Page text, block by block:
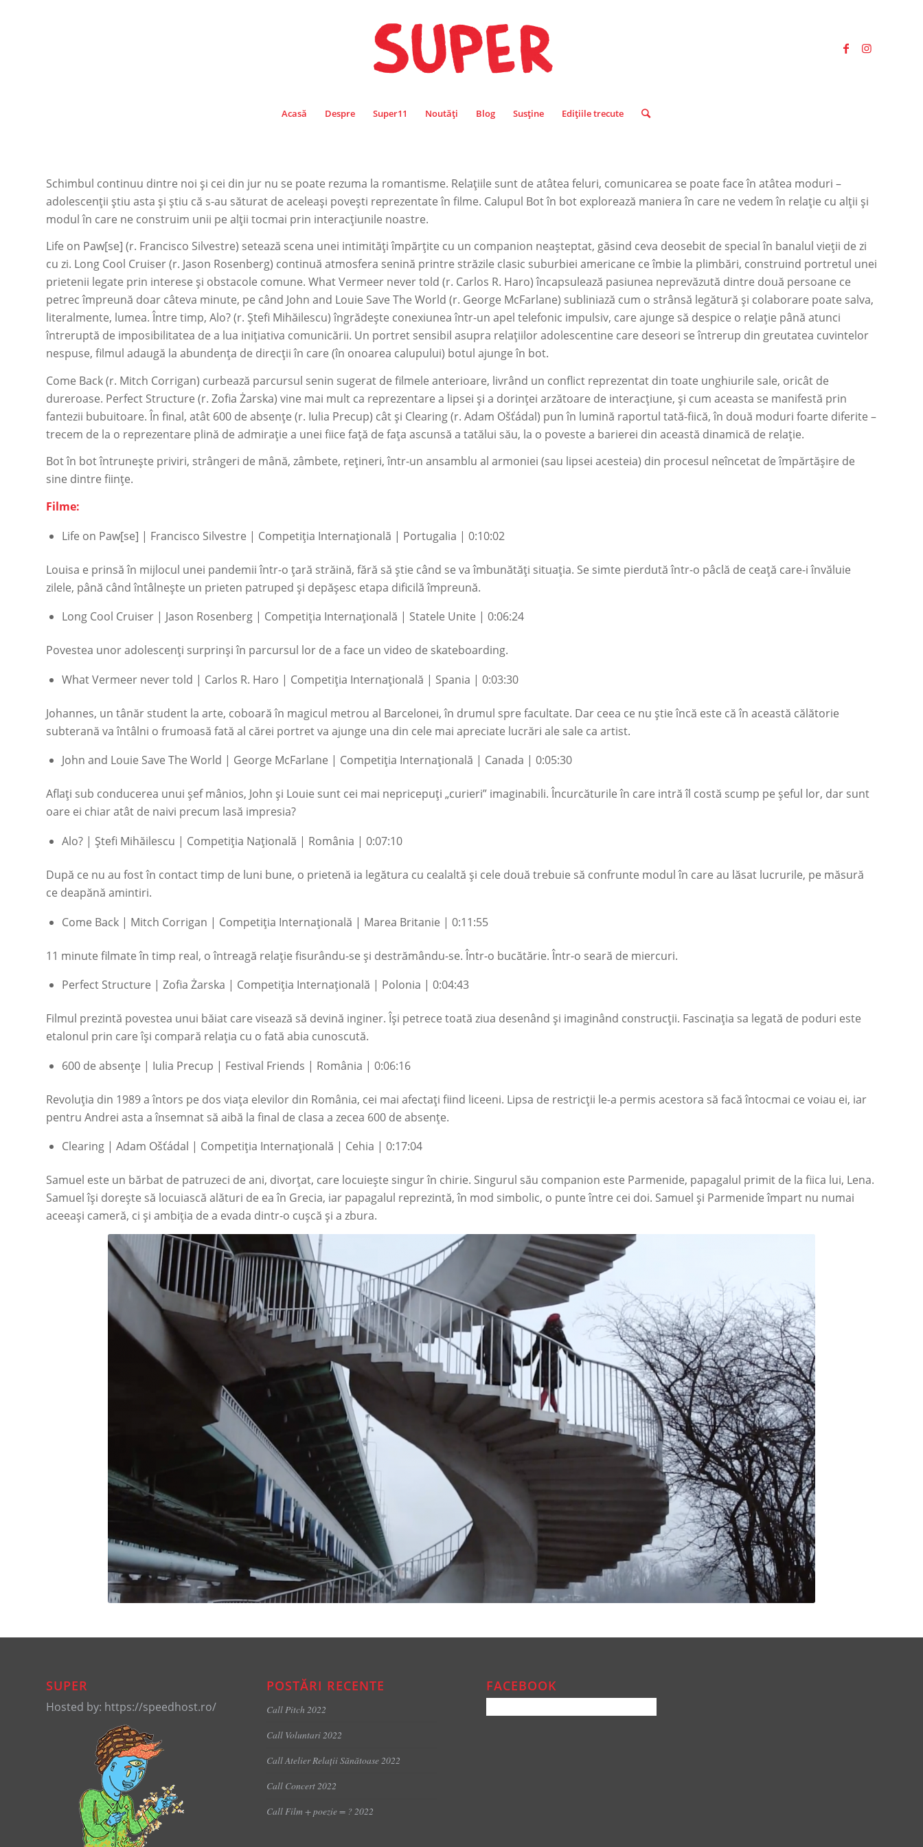
Acasă Despre Super11 Noutăți Blog Susține Edițiile trecute
Schimbul continuu dintre noi și cei din jur nu se poate rezuma la romantisme. Relațiile sunt de atâtea feluri, comunicarea se poate face în atâtea moduri –
adolescenții știu asta și știu că s-au săturat de aceleași povești reprezentate în filme. Calupul Bot în bot explorează maniera în care ne vedem în relație cu alții și
modul în care ne construim unii pe alții tocmai prin interacțiunile noastre.
Life on Paw[se] (r. Francisco Silvestre) setează scena unei intimități împărțite cu un companion neașteptat, găsind ceva deosebit de special în banalul vieții de zi
cu zi. Long Cool Cruiser(r. Jason Rosenberg) continuă atmosfera senină printre străzile clasic suburbiei americane ce îmbie la plimbări, construind portretul unei
prietenii legate prin interese și obstacole comune. What Vermeer never told (r. Carlos R. Haro) încapsulează pasiunea neprevăzută dintre două persoane ce
petrec împreună doar câteva minute, pe când John and Louie Save The World (r. George McFarlane) subliniază cum o strânsă legătură și colaborare poate salva,
literalmente, lumea. Între timp, Alo?(r. Ștefi Mihăilescu)îngrădește conexiunea într-un apel telefonic impulsiv, care ajunge să despice o relație până atunci
întreruptă de imposibilitatea de a lua inițiativa comunicării. Un portret sensibil asupra relațiilor adolescentine care deseori se întrerup din greutatea cuvintelor
nespuse, filmul adaugă la abundența de direcții în care (în onoarea calupului) botul ajunge în bot.
Come Back(r. Mitch Corrigan) curbează parcursul senin sugerat de filmele anterioare, livrând un conflict reprezentat din toate unghiurile sale, oricât de
dureroase. Perfect Structure (r. Zofia Żarska) vine mai mult ca reprezentare a lipsei și a dorinței arzătoare de interacțiune, și cum aceasta se manifestă prin
fantezii bubuitoare. În final, atât 600 de absențe (r. Iulia Precup) cât și Clearing(r. Adam Ošťádal) pun în lumină raportul tată-fiică, în două moduri foarte diferite –
trecem de la o reprezentare plină de admirație a unei fiice față de fața ascunsă a tatălui său, la o poveste a barierei din această dinamică de relație.
Bot în botîntrunește priviri, strângeri de mână, zâmbete, rețineri, într-un ansamblu al armoniei (sau lipsei acesteia) din procesul neîncetat de împărtășire de
sine dintre ființe.
Filme:
Life on Paw[se] | Francisco Silvestre | Competiția Internațională | Portugalia | 0:10:02
Louisa e prinsă în mijlocul unei pandemii într-o țară străină, fără să știe când se va îmbunătăți situația. Se simte pierdută într-o pâclă de ceață care-i învăluie
zilele, până când întâlnește un prieten patruped și depășesc etapa dificilă împreună.
Long Cool Cruiser | Jason Rosenberg | Competiția Internațională | Statele Unite | 0:06:24
Povestea unor adolescenți surprinși în parcursul lor de a face un video de skateboarding.
What Vermeer never told | Carlos R. Haro | Competiția Internațională | Spania | 0:03:30
Johannes, un tânăr student la arte, coboară în magicul metrou al Barcelonei, în drumul spre facultate. Dar ceea ce nu știe încă este că în această călătorie
subterană va întâlni o frumoasă fată al cărei portret va ajunge una din cele mai apreciate lucrări ale sale ca artist.
John and Louie Save The World | George McFarlane | Competiția Internațională | Canada | 0:05:30
Aflați sub conducerea unui șef mânios, John și Louie sunt cei mai nepricepuți „curieri” imaginabili. Încurcăturile în care intră îl costă scump pe șeful lor, dar sunt
oare ei chiar atât de naivi precum lasă impresia?
Alo? | Ștefi Mihăilescu | Competiția Națională | România | 0:07:10
După ce nu au fost în contact timp de luni bune, o prietenă ia legătura cu cealaltă și cele două trebuie să confrunte modul în care au lăsat lucrurile, pe măsură
ce deapănă amintiri.
Come Back | Mitch Corrigan | Competiția Internațională | Marea Britanie | 0:11:55
11 minute filmate în timp real, o întreagă relație fisurându-se și destrămându-se. Într-o bucătărie. Într-o seară de miercuri.
Perfect Structure | Zofia Żarska | Competiția Internațională | Polonia | 0:04:43
Filmul prezintă povestea unui băiat care visează să devină inginer. Își petrece toată ziua desenând și imaginând construcții. Fascinația sa legată de poduri este
etalonul prin care își compară relația cu o fată abia cunoscută.
600 de absențe | Iulia Precup | Festival Friends | România | 0:06:16
Revoluția din 1989 a întors pe dos viața elevilor din România, cei mai afectați fiind liceeni. Lipsa de restricții le-a permis acestora să facă întocmai ce voiau ei, iar
pentru Andrei asta a însemnat să aibă la final de clasa a zecea 600 de absențe.
Clearing | Adam Ošťádal | Competiția Internațională | Cehia | 0:17:04
Samuel este un bărbat de patruzeci de ani, divorțat, care locuiește singur în chirie. Singurul său companion este Parmenide, papagalul primit de la fiica lui, Lena.
Samuel își dorește să locuiască alături de ea în Grecia, iar papagalul reprezintă, în mod simbolic, o punte între cei doi. Samuel și Parmenide împart nu numai
aceeași cameră, ci și ambiția de a evada dintr-o cușcă și a zbura.
SUPER
Hosted by: https://speedhost.ro/
POSTĂRI RECENTE
Call Pitch 2022
Call Voluntari 2022
Call Atelier Relații Sănătoase 2022
Call Concert 2022
Call Film + poezie = ? 2022
FACEBOOK